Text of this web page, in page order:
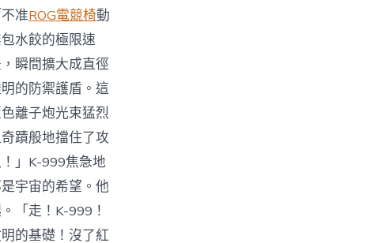
准ROG電競椅動
水餃的極限速
瞬間擴大成直徑
的防禦護盾。這
離子炮光束猛烈
蹟般地擋住了攻
」K-999焦急地
宇宙的希望。他
「走！K-999！
的基礎！沒了紅